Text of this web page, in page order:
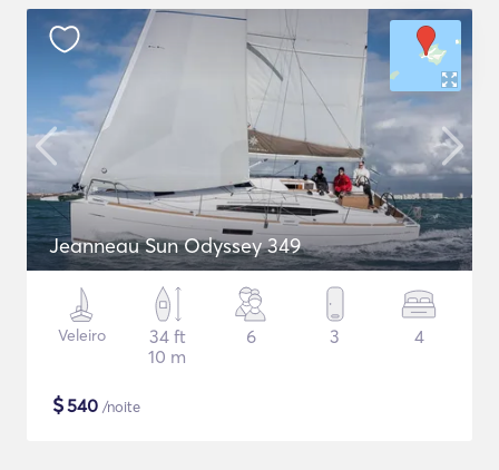
Jeanneau Sun Odyssey 349
Veleiro
34 ft
10 m
6 3 4
$540 /noite